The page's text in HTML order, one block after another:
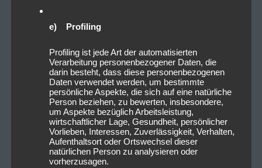
e) Profiling
Profiling ist jede Art der automatisierten
Verarbeitung personenbezogener Daten, die
darin besteht, dass diese personenbezogenen
Daten verwendet werden, um bestimmte
persönliche Aspekte, die sich auf eine natürliche
Person beziehen, zu bewerten, insbesondere,
um Aspekte bezüglich Arbeitsleistung,
wirtschaftlicher Lage, Gesundheit, persönlicher
Vorlieben, Interessen, Zuverlässigkeit, Verhalten,
Aufenthaltsort oder Ortswechsel dieser
natürlichen Person zu analysieren oder
vorherzusagen.